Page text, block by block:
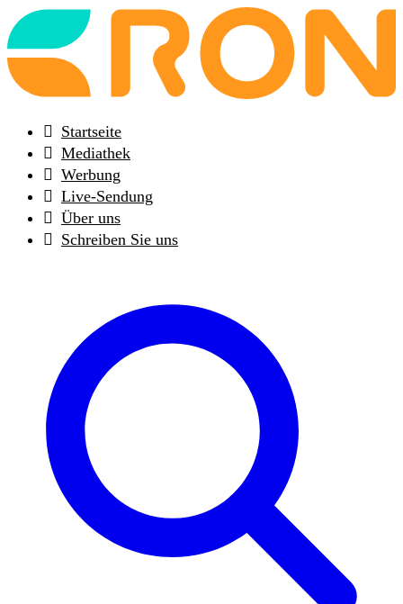
Back
to
frontpage
Startseite
Mediathek
Werbung
Live-Sendung
Über uns
Schreiben Sie uns